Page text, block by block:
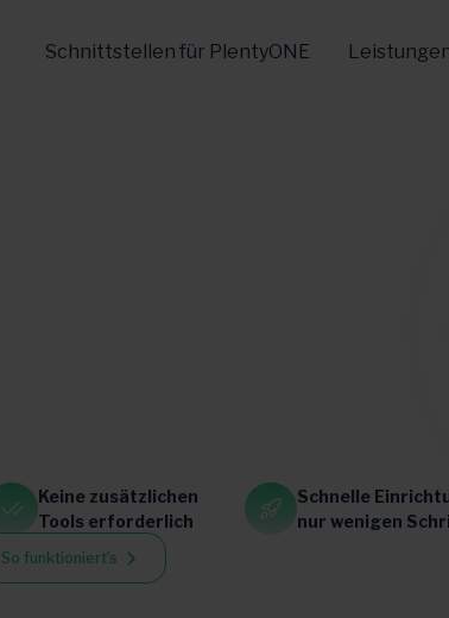
Schnittstellen für PlentyONE
Keine zusätzlichen
Tools erforderlich
Schnelle
nur wenigen
So funktioniert’s